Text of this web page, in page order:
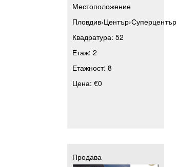
Местоположение
Пловдив›Център›Суперцентър
Квадратура: 52
Етаж: 2
Етажност: 8
Цена: €0
Продава